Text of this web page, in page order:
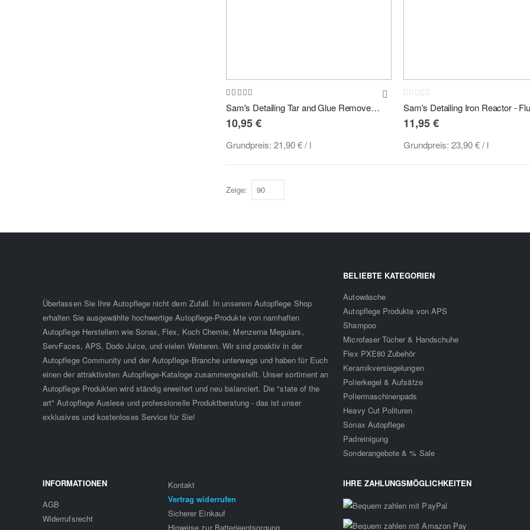
Bewertung:
100% Sam's Detailing Tar and Glue Remover - Klebstoff- und Teerentferner 500ml
10,95 €
Grundpreis: 21,90 €/ l
Rating:
0%
11,95 €
Grundpreis: 23,90 €/ l
Zeige
Überlassen Sie Ihre Autopflege nicht dem Zufall. In unserem Autopflege Shop
erhalten Sie ausgewählte hochwertige Autopflege-Produkte von namhaften
Autopflege Herstellern wie Sonax, Flex, Koch Chemie, Menzerna Meguiars,
ServFaces, APS, Dodo Juice, und vielen Weiteren. Wir sind proaktiv in der
Autopflege Community und der Autopflege-Branche unterwegs und haben für Euch
einen der attraktivsten Autopflege-Kataloge zusammengestellt. Unser sortiment an
Autopflege Produkten wird ständig erweitert und neu balanciert. Die "state of the
art" Autopflege Auslese und professionelle Produktberatung - das ist unser
exklusives und kostenloses Service für Sie!
BELIEBTE KATEGORIEN
Autowäsche
Autopflege Produkte von APS
Shampoo
Microfaser Tücher & Handschuhe
Flex PXE80 Zubehör
Keramikversiegelungen
Polierkegel & Aufsätze
Poliermaschinenpads
Heavy Cut Polituren
Sonax Autopflege
Padreinigung
Sonderangebote & % Sale
INFORMATIONEN
AGB
Widerrufsrecht
Kontakt
Vertrag widerrufen
Sicherer Einkauf
Hinweise zur Batterieentsorgung
IHRE ZAHLUNGSMÖGLICHKEITEN